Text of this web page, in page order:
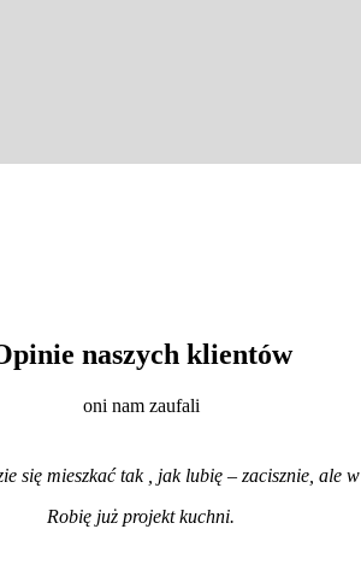
naszych klientów
oni nam zaufali
się mieszkać tak , jak lubię – zacisznie, ale
Robię już projekt kuchni.